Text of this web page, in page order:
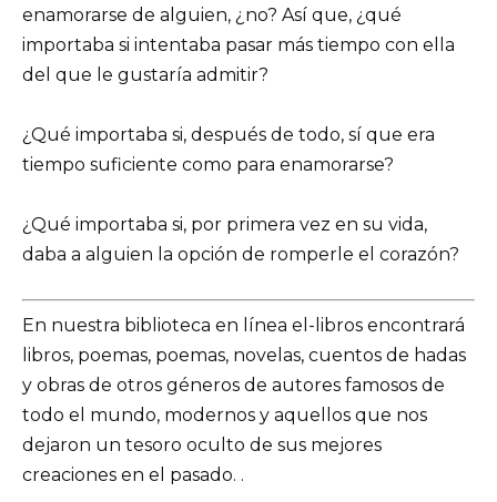
enamorarse de alguien, ¿no? Así que, ¿qué
importaba si intentaba pasar más tiempo con ella
del que le gustaría admitir?
¿Qué importaba si, después de todo, sí que era
tiempo suficiente como para enamorarse?
¿Qué importaba si, por primera vez en su vida,
daba a alguien la opción de romperle el corazón?
En nuestra biblioteca en línea el-libros encontrará
libros, poemas, poemas, novelas, cuentos de hadas
y obras de otros géneros de autores famosos de
todo el mundo, modernos y aquellos que nos
dejaron un tesoro oculto de sus mejores
creaciones en el pasado. .